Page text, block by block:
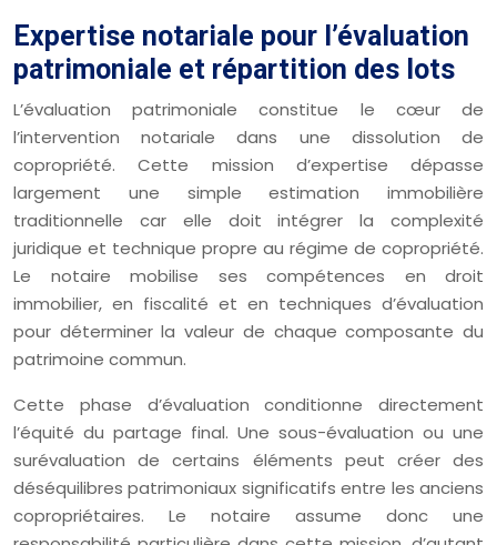
Expertise notariale pour l’évaluation
patrimoniale et répartition des lots
L’évaluation patrimoniale constitue le cœur de
l’intervention notariale dans une dissolution de
copropriété. Cette mission d’expertise dépasse
largement une simple estimation immobilière
traditionnelle car elle doit intégrer la complexité
juridique et technique propre au régime de copropriété.
Le notaire mobilise ses compétences en droit
immobilier, en fiscalité et en techniques d’évaluation
pour déterminer la valeur de chaque composante du
patrimoine commun.
Cette phase d’évaluation conditionne directement
l’équité du partage final. Une sous-évaluation ou une
surévaluation de certains éléments peut créer des
déséquilibres patrimoniaux significatifs entre les anciens
copropriétaires. Le notaire assume donc une